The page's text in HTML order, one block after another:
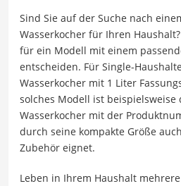
Sind Sie auf der Suche nach
Wasserkocher für Ihren
für ein Modell mit einem
entscheiden. Für Single-
Wasserkocher mit 1 Liter
solches Modell ist beispielsweise
Wasserkocher mit der
durch seine kompakte Größe
Zubehör eignet.
Leben in Ihrem Haushalt